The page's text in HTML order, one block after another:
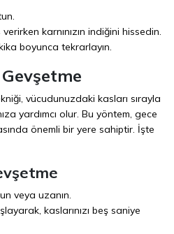
karnınızın indiğini hissedin.
boyunca tekrarlayın.
vücudunuzdaki kasları sırayla
yardımcı olur. Bu yöntem, gece
önemli bir yere sahiptir. İşte
veya uzanın.
kaslarınızı beş saniye